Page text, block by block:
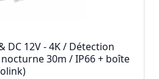
DC 12V - 4K / Détection
30m / IP66 + boîte